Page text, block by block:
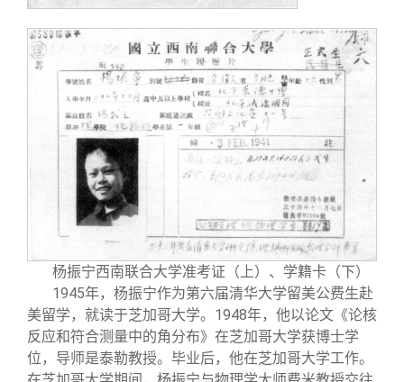
杨振宁西南联合大学准考证（上）、学籍卡（下）
1945年，杨振宁作为第六届清华大学留美公费生赴
美留学，就读于芝加哥大学。1948年，他以论文《论核
反应和符合测量中的角分布》在芝加哥大学获博士学
位，导师是泰勒教授。毕业后，他在芝加哥大学工作。